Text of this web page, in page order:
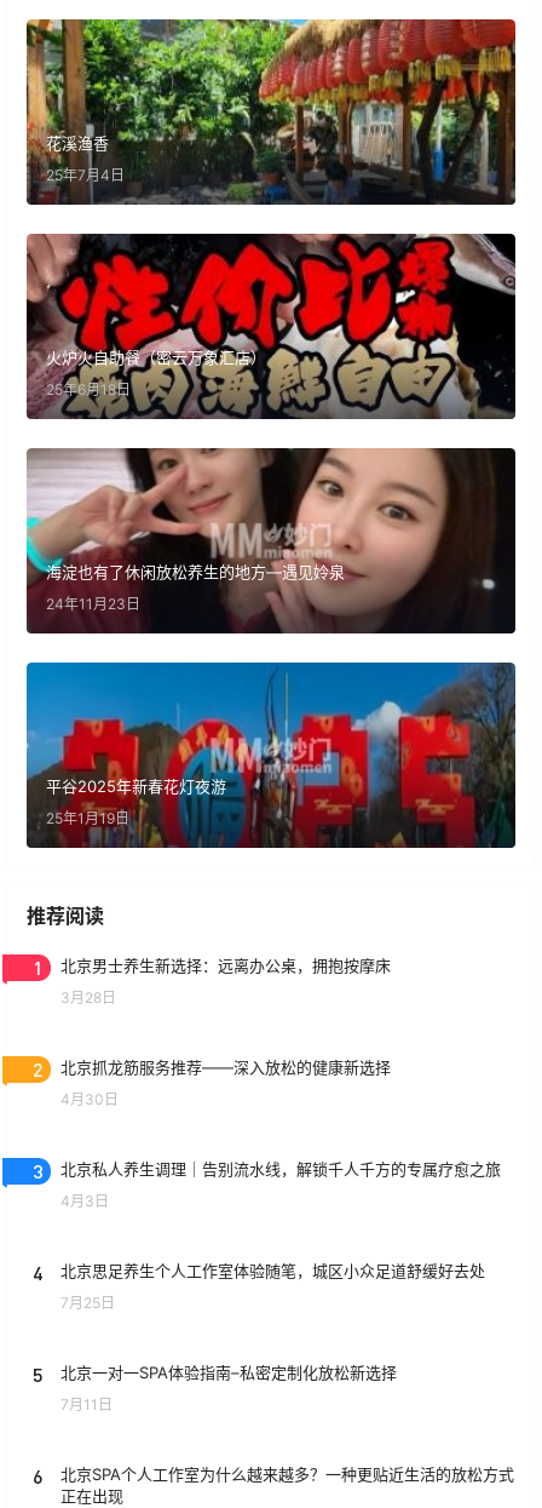
花溪渔香
25年7月4日
火炉火自助餐（密云万象汇店）
25年6月18日
海淀也有了休闲放松养生的地方—遇见姈泉
24年11月23日
平谷2025年新春花灯夜游
25年1月19日
推荐阅读
1 北京男士养生新选择：远离办公桌，拥抱按摩床
3月28日
2 北京抓龙筋服务推荐——深入放松的健康新选择
4月30日
3 北京私人养生调理｜告别流水线，解锁千人千方的专属疗愈之旅
4月3日
4 北京思足养生个人工作室体验随笔，城区小众足道舒缓好去处
7月25日
5 北京一对一SPA体验指南–私密定制化放松新选择
7月11日
6
北京SPA个人工作室为什么越来越多？一种更贴近生活的放松方式
正在出现